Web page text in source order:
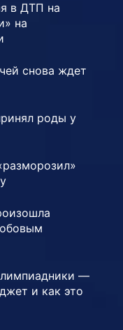
в ДТП на
на
снова ждет
роды у
—
и как это